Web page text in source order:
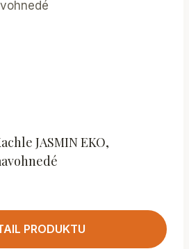
JASMIN EKO,
PRODUKTU